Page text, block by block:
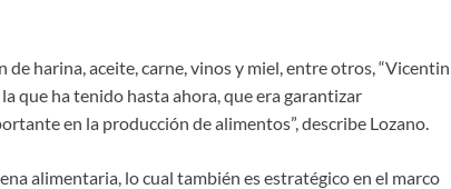
harina, aceite, carne, vinos y miel, entre otros, “Vicentin
que ha tenido hasta ahora, que era garantizar
en la producción de alimentos”, describe Lozano.
alimentaria, lo cual también es estratégico en el marco